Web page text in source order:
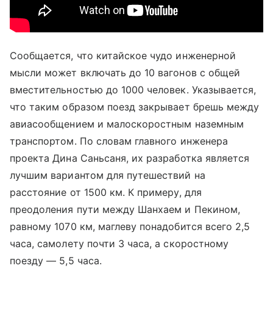
Сообщается, что китайское чудо инженерной
мысли может включать до 10 вагонов с общей
вместительностью до 1000 человек. Указывается,
что таким образом поезд закрывает брешь между
авиасообщением и малоскоростным наземным
транспортом. По словам главного инженера
проекта Дина Саньсаня, их разработка является
лучшим вариантом для путешествий на
расстояние от 1500 км. К примеру, для
преодоления пути между Шанхаем и Пекином,
равному 1070 км, маглеву понадобится всего 2,5
часа, самолету почти 3 часа, а скоростному
поезду — 5,5 часа.